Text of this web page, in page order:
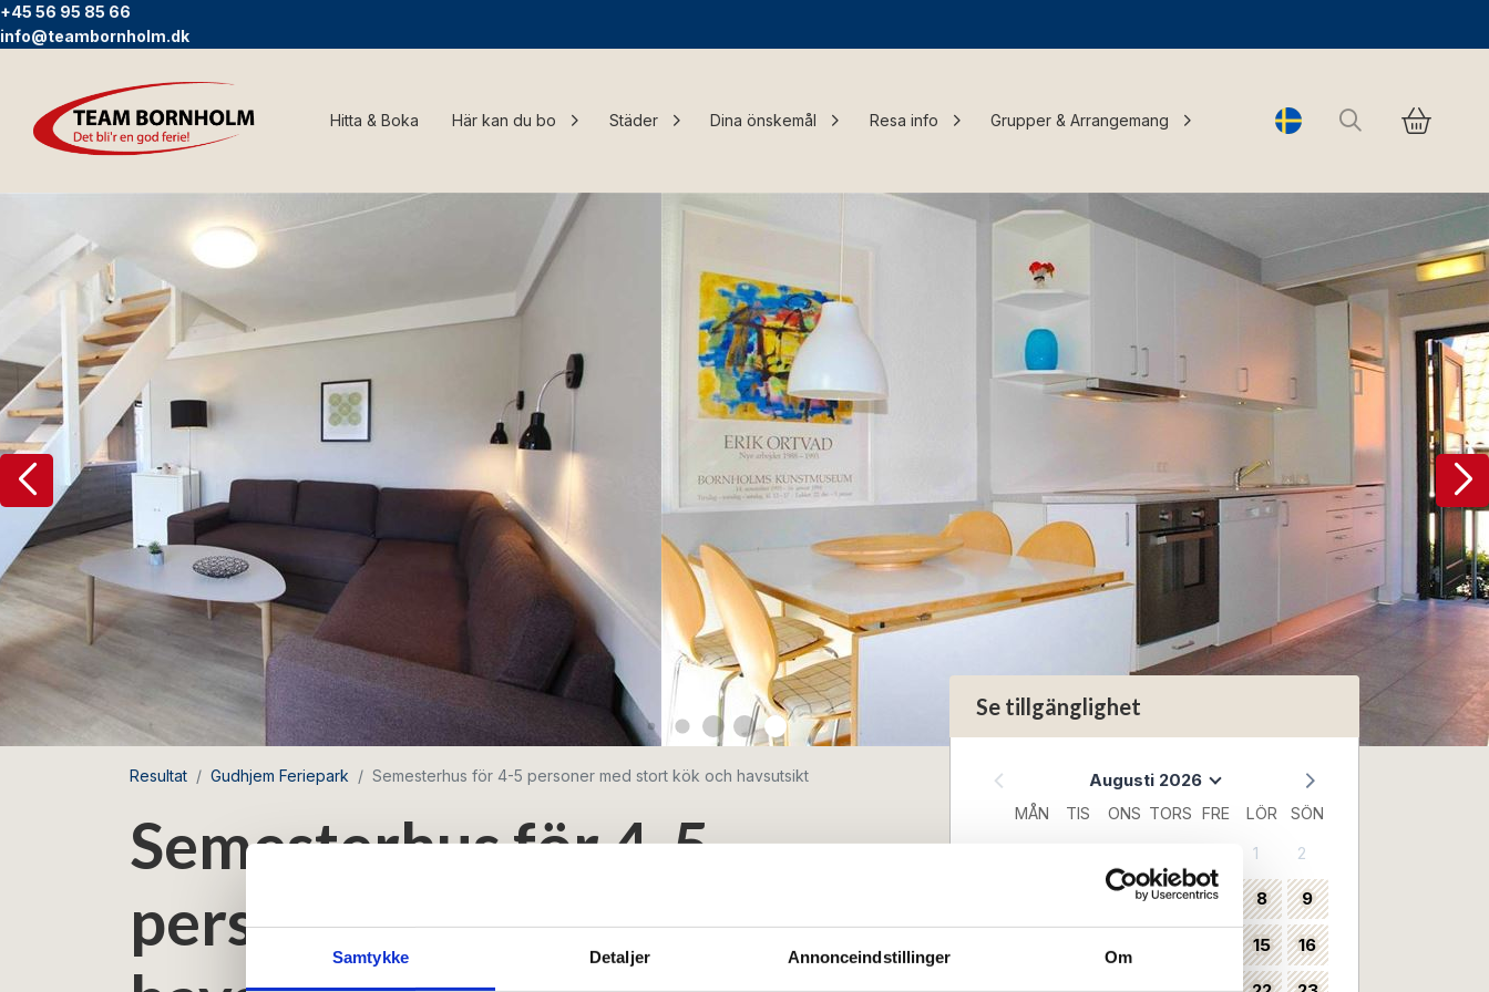
Samtykke Detaljer Annonceindstillinger Om
+45 56 95 85 66
info@teambornholm.dk
Hitta & Boka Här kan du bo Städer Dina önskemål Resa info Grupper & Arrangemang Change language
Sök
Resultat Gudhjem Feriepark Semesterhus för 4-5 personer med stort kök och havsutsikt
Semesterhus för 4-5
personer med stort kök och
Se tillgänglighet
Augusti 2026
MÅN TIS ONS TORS FRE LÖR SÖN
1 2
5 6 7 8 9
15 16